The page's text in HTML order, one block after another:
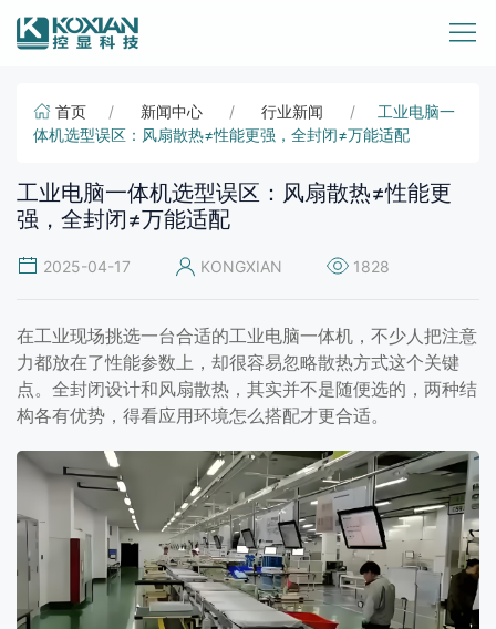
首页 新闻中心 行业新闻
工业电脑一
体机选型误区：风扇散热≠性能更强，全封闭≠万能适配
工业电脑一体机选型误区：风扇散热≠性能更
强，全封闭≠万能适配
2025-04-17 KONGXIAN 1828
在工业现场挑选一台合适的工业电脑一体机，不少人把注意
力都放在了性能参数上，却很容易忽略散热方式这个关键
点。全封闭设计和风扇散热，其实并不是随便选的，两种结
构各有优势，得看应用环境怎么搭配才更合适。